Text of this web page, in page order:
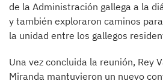
de la Administración gallega a la
y también exploraron caminos
la unidad entre los gallegos
Una vez concluida la reunión, Rey
Miranda mantuvieron un nuevo